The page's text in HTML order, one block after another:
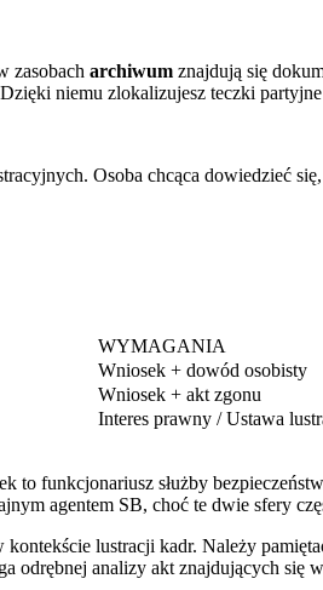
zasobach archiwum znajdują się
niemu zlokalizujesz teczki
Osoba chcąca dowiedzieć się,
WYMAGANIA
Wniosek + dowód osobisty
Wniosek + akt zgonu
Interes prawny / Ustawa
to funkcjonariusz służby
agentem SB, choć te dwie sfery
lustracji kadr. Należy
odrębnej analizy akt znajdujących się